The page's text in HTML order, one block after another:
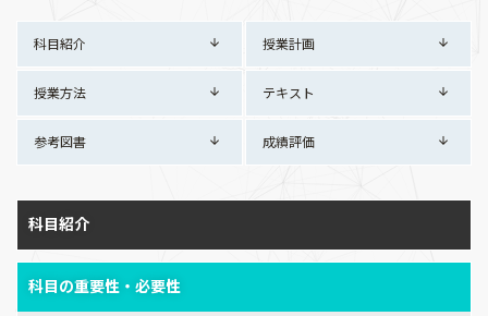
科目紹介 授業計画
授業方法 テキスト
参考図書 成績評価
科目紹介
科目の重要性・必要性